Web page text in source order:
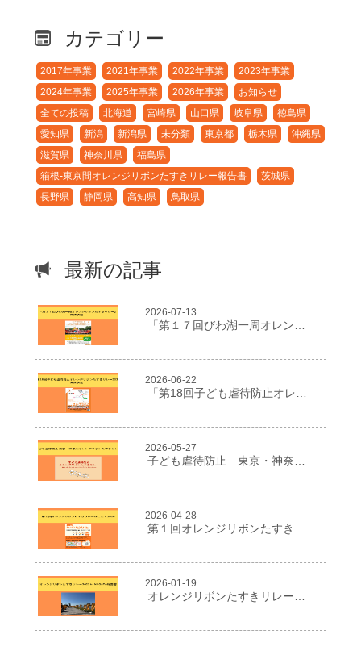
カテゴリー
2017年事業 2021年事業 2022年事業
2023年事業
2024年事業
2025年事業 2026年事業
お知らせ
全ての投稿
北海道 宮崎県 山口県 岐阜県
徳島県
愛知県
新潟 新潟県 未分類 東京都 栃木県
沖縄県
滋賀県
神奈川県
福島県
箱根-東京間オレンジリボンたすきリレー報告書
茨城県
長野県
静岡県 高知県 鳥取県
最新の記事
「第１７回びわ湖一周オレンジリボンたすきリレー」開催決定！
2026-07-13
「第18回子ども虐待防止オレンジリボンたすきリレー2026」開催決定！
2026-06-22
子ども虐待防止 東京・神奈川オレンジリボンたすきリレー
2026-05-27
第１回オレンジリボンたすきリレーはこだて2026
2026-04-28
オレンジリボンたすきリレー２０２５in NIIGATA報告書
2026-01-19